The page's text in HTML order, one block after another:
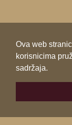
Ova web
korisnicima
sadržaja.